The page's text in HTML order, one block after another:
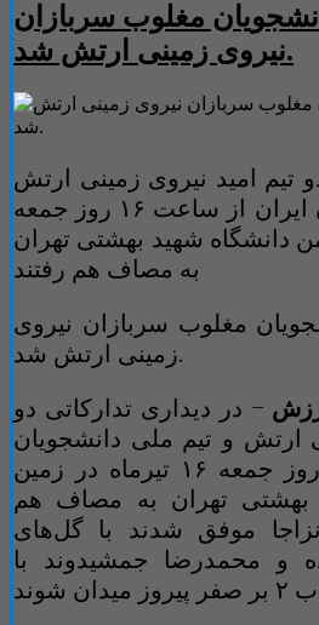
مغلوب سربازان
نیروی زمینی ارتش شد.
تیم امید نیروی زمینی ارتش
و تیم ملی دانشجویان ایران از ساعت ۱۶ روز جمعه
دانشگاه شهید بهشتی تهران
به مصاف هم رفتند
مغلوب سربازان نیروی
زمینی ارتش شد.
– در دیداری تدارکاتی دو
ارتش و تیم ملی دانشجویان
ایران از ساعت ۱۶ روز جمعه ۱۶ تیرماه در زمین
بهشتی تهران به مصاف هم
موفق شدند با گل‌های
و محمدرضا جمشیدوند با